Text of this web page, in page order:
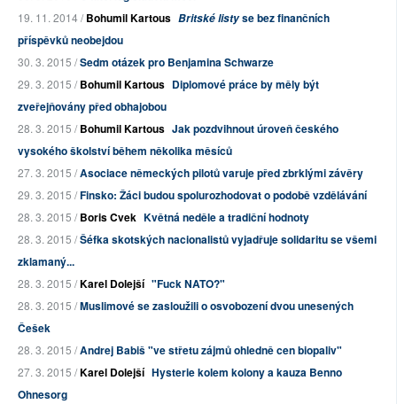
19. 11. 2014 /Bohumil Kartous Britské listyse bez finančních
příspěvků neobejdou
30. 3. 2015 /Sedm otázek pro Benjamina Schwarze
29. 3. 2015 /Bohumil Kartous Diplomové práce by měly být
zveřejňovány před obhajobou
28. 3. 2015 /Bohumil Kartous Jak pozdvihnout úroveň českého
vysokého školství během několika měsíců
27. 3. 2015 /Asociace německých pilotů varuje před zbrklými závěry
29. 3. 2015 /Finsko: Žáci budou spolurozhodovat o podobě vzdělávání
28. 3. 2015 /Boris Cvek Květná neděle a tradiční hodnoty
28. 3. 2015 /Šéfka skotských nacionalistů vyjadřuje solidaritu se všemi
zklamaný...
28. 3. 2015 /Karel Dolejší "Fuck NATO?"
28. 3. 2015 /Muslimové se zasloužili o osvobození dvou unesených
Češek
28. 3. 2015 /Andrej Babiš "ve střetu zájmů ohledně cen biopaliv"
27. 3. 2015 /Karel Dolejší Hysterie kolem kolony a kauza Benno
Ohnesorg